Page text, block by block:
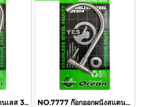
NO.8888 ก๊อกยืนสแตนเลส 304 NO.7777 ก๊อกออกผนังสแตนเลส 304